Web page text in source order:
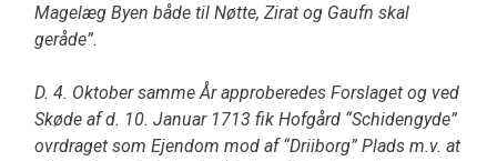
Magelæg Byen både til Nøtte, Zirat og Gaufn skal
geråde”.
D. 4. Oktober samme År approberedes Forslaget og ved
Skøde af d. 10. Januar 1713 fik Hofgård “Schidengyde”
ovrdraget som Ejendom mod af “Driiborg” Plads m.v. at